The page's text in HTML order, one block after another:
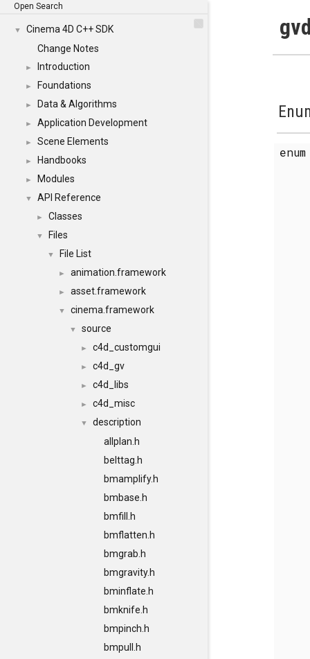
Open Search
▼
Cinema 4D C++ SDK
Change Notes
► Introduction
► Foundations
► Data & Algorithms
► Application Development
► Scene Elements
► Handbooks
► Modules
▼ API Reference
► Classes
▼ Files
▼ File List
► animation.framework
► asset.framework
▼ cinema.framework
▼ source
► c4d_customgui
► c4d_gv
► c4d_libs
► c4d_misc
▼
description
allplan.h
belttag.h
bmamplify.h
bmbase.h
bmfill.h
bmflatten.h
bmgrab.h
bmgravity.h
bminflate.h
bmknife.h
bmpinch.h
bmpull.h